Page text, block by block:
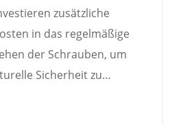
mit der Lockerung
lösen?
zusätzliche
in das regelmäßige
der Schrauben, um
Sicherheit zu
mit
aus verzinktem